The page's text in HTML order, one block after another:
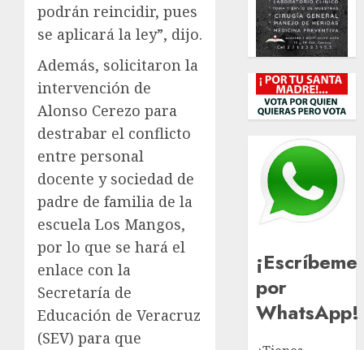
podrán reincidir, pues
se aplicará la ley”, dijo.
Además, solicitaron la
intervención de
Alonso Cerezo para
destrabar el conflicto
entre personal
docente y sociedad de
padre de familia de la
escuela Los Mangos,
por lo que se hará el
enlace con la
Secretaría de
Educación de Veracruz
(SEV) para que
¡Escríbeme
por
WhatsApp!